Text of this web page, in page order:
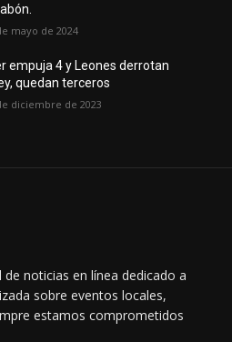
mayo de 2024
empuja 4 y Leones derrotan
quedan terceros
diciembre de 2023
noticias en línea dedicado a
sobre eventos locales,
estamos comprometidos